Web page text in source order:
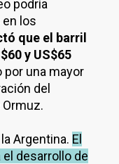
podría
los
que el barril
y US$65
por una mayor
del
Argentina. El
desarrollo de